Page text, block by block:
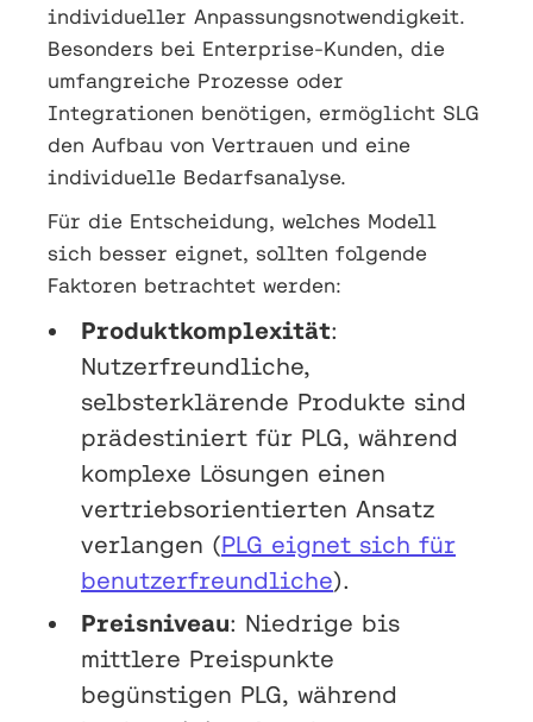
individueller Anpassungsnotwendigkeit.
Besonders bei Enterprise-Kunden, die
umfangreiche Prozesse oder
Integrationen benötigen, ermöglicht SLG
den Aufbau von Vertrauen und eine
individuelle Bedarfsanalyse.
Für die Entscheidung, welches Modell
sich besser eignet, sollten folgende
Faktoren betrachtet werden:
Produktkomplexität:
Nutzerfreundliche,
selbsterklärende Produkte sind
prädestiniert für PLG, während
komplexe Lösungen einen
vertriebsorientierten Ansatz
verlangen (PLG eignet sich für
benutzerfreundliche).
Preisniveau: Niedrige bis
mittlere Preispunkte
begünstigen PLG, während